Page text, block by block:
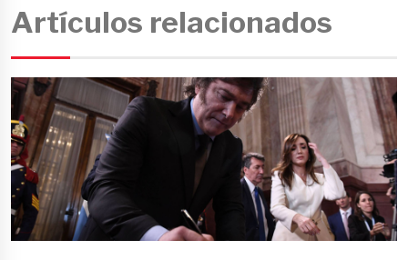
Artículos relacionados